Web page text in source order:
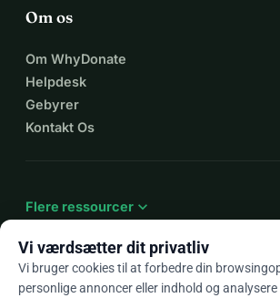
Om os
Om WhyDonate
Helpdesk
Gebyrer
Kontakt Os
Flere ressourcer expand_more
Vi værdsætter dit privatliv
Vi bruger cookies til at forbedre din
personlige annoncer eller indhold og